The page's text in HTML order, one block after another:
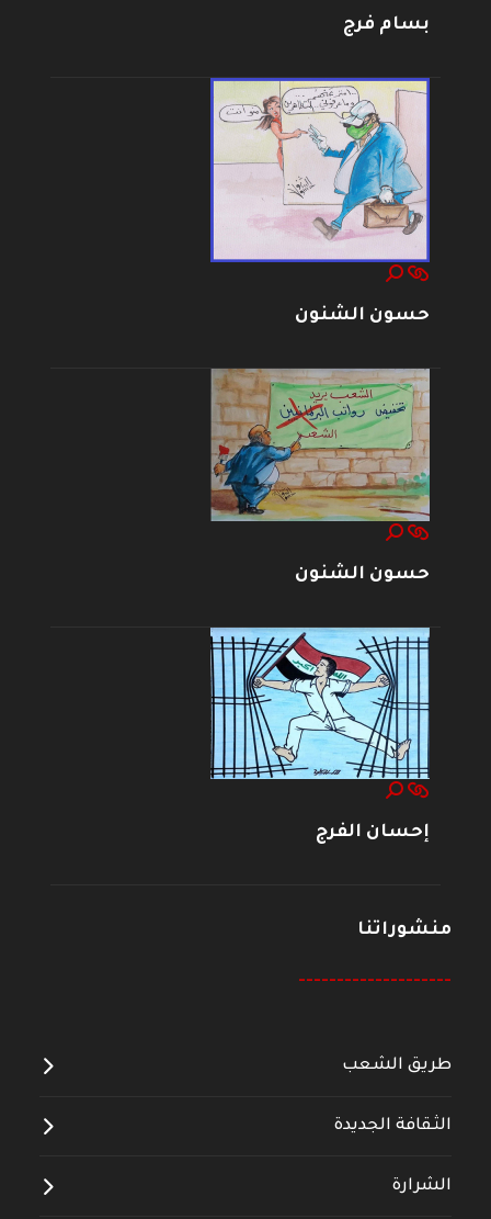
بسام فرج
حسون الشنون
حسون الشنون
إحسان الفرج
منشوراتنا
--------------------
طريق الشعب
الثقافة الجديدة
الشرارة